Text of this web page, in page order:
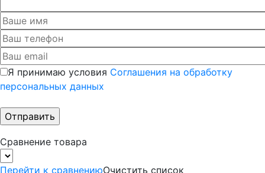
Я принимаю условия Соглашения на обработку
персональных данных
Сравнение товара
Перейти к сравнениюОчистить список